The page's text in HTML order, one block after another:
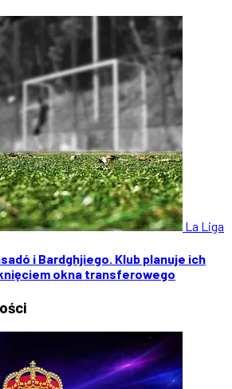
La Liga
i Bardghjiego. Klub planuje ich
okna transferowego